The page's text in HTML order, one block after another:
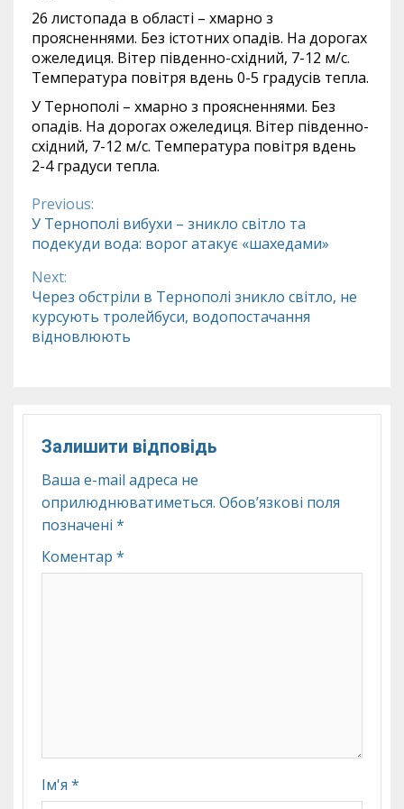
26 листопада в області – хмарно з
проясненнями. Без істотних опадів. На дорогах
ожеледиця. Вітер південно-східний, 7-12 м/с.
Температура повітря вдень 0-5 градусів тепла.
У Тернополі – хмарно з проясненнями. Без
опадів. На дорогах ожеледиця. Вітер південно-
східний, 7-12 м/с. Температура повітря вдень
2-4 градуси тепла.
Continue
Reading
Previous:
У Тернополі вибухи – зникло світло та
подекуди вода: ворог атакує «шахедами»
Next:
Через обстріли в Тернополі зникло світло, не
курсують тролейбуси, водопостачання
відновлюють
Залишити відповідь
Ваша e-mail адреса не
оприлюднюватиметься. Обов’язкові поля
позначені *
Коментар *
Ім'я *